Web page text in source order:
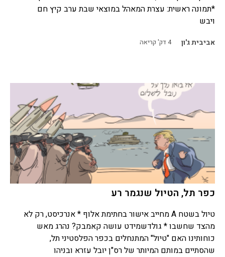
*תמונה ראשית: עצרת המאהל במוצאי שבת ערב קיץ חם
ויבש
אביבית ג'ון 4דק' קריאה
כפר תל, הטיול שנגמר רע
טיול בשטח A מחייב אישור בחתימת אלוף * אנרכיסט, רק לא
מהצד שחשבו * גולדשמידט עושה קאמבק? נהרג מאש
כוחותינו האם "טיול" המתנחלים בכפר הפלסטיני תל,
שהסתיים במותם המיותר של רס"ן יובל עזרא ובניהו